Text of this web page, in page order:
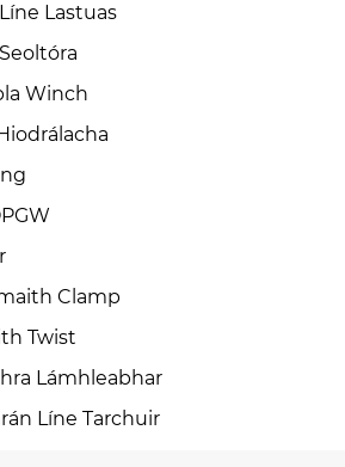
Lastuas
Winch
Clamp
Twist
Lámhleabhar
Líne Tarchuir